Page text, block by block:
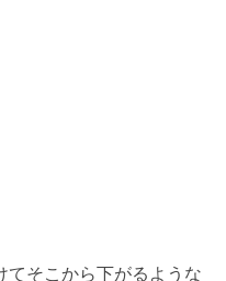
てそこから下がるような